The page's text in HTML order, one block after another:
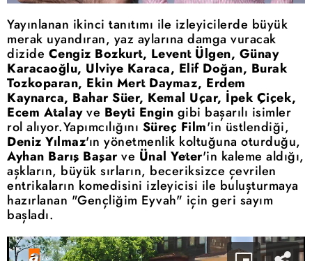
Yayınlanan ikinci tanıtımı ile izleyicilerde büyük
merak uyandıran, yaz aylarına damga vuracak
dizide Cengiz Bozkurt, Levent Ülgen, Günay
Karacaoğlu, Ulviye Karaca, Elif Doğan, Burak
Tozkoparan, Ekin Mert Daymaz, Erdem
Kaynarca, Bahar Süer, Kemal Uçar, İpek Çiçek,
Ecem Atalayve Beyti Engin gibi başarılı isimler
rol alıyor.Yapımcılığını Süreç Film'in üstlendiği,
Deniz Yılmaz'ın yönetmenlik koltuğuna oturduğu,
Ayhan Barış Başarve Ünal Yeter'in kaleme aldığı,
aşkların, büyük sırların, beceriksizce çevrilen
entrikaların komedisini izleyicisi ile buluşturmaya
hazırlanan "Gençliğim Eyvah" için geri sayım
başladı.